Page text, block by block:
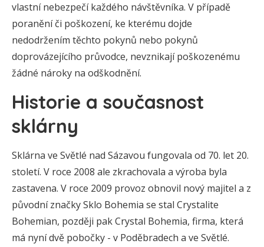
vlastní nebezpečí každého návštěvníka. V případě
poranění či poškození, ke kterému dojde
nedodržením těchto pokynů nebo pokynů
doprovázejícího průvodce, nevznikají poškozenému
žádné nároky na odškodnění.
Historie a současnost
sklárny
Sklárna ve Světlé nad Sázavou fungovala od 70. let 20.
století. V roce 2008 ale zkrachovala a výroba byla
zastavena. V roce 2009 provoz obnovil nový majitel a z
původní značky Sklo Bohemia se stal Crystalite
Bohemian, později pak Crystal Bohemia, firma, která
má nyní dvě pobočky - v Poděbradech a ve Světlé.